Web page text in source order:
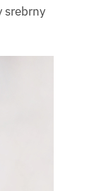
srebrny